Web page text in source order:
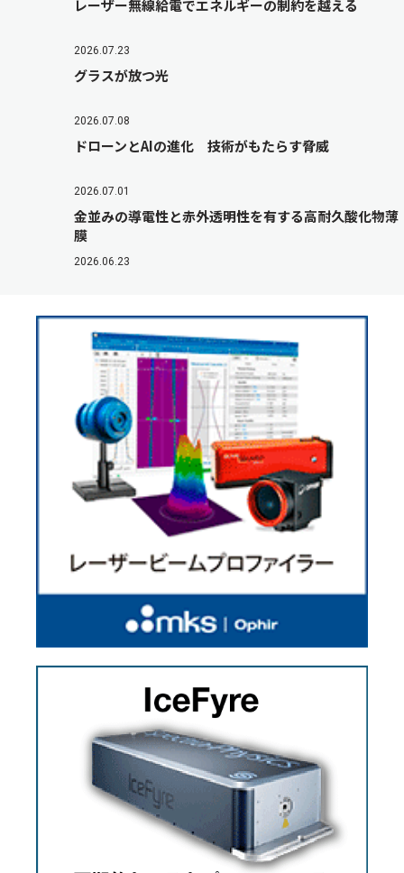
レーザー無線給電でエネルギーの制約を越える
2026.07.23
グラスが放つ光
2026.07.08
ドローンとAIの進化 技術がもたらす脅威
2026.07.01
金並みの導電性と赤外透明性を有する高耐久酸化物薄
膜
2026.06.23